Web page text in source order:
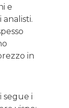
e
in
segue i